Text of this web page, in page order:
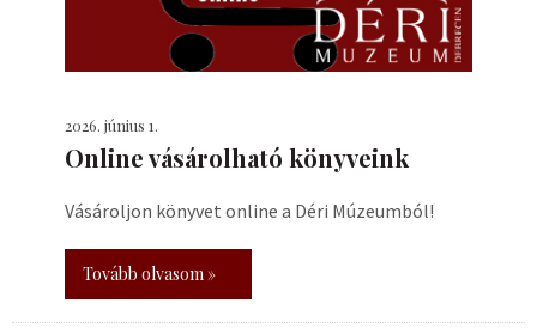
2026. június 1.
Online vásárolható könyveink
Vásároljon könyvet online a Déri Múzeumból!
Tovább olvasom »